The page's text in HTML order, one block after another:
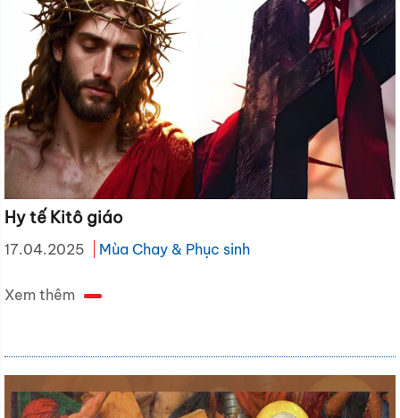
Hy tế Kitô giáo
17.04.2025 Mùa Chay & Phục sinh
Xem thêm